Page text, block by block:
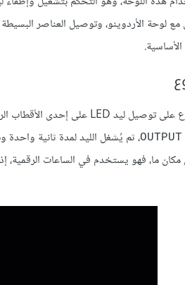
مع لوحة الأردوينو، وتوصيل العناصر
OUTPUT، ثم يُشغل الليد لمدة ثانية
مكان ما، فهو يستخدم في الساعات